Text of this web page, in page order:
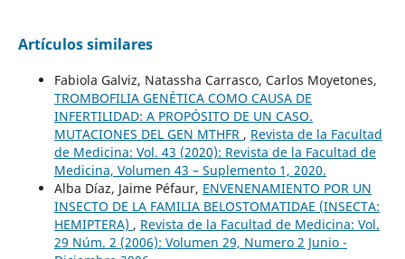
Artículos similares
Fabiola Galviz, Natassha Carrasco, Carlos Moyetones,
TROMBOFILIA GENÉTICA COMO CAUSA DE
INFERTILIDAD: A PROPÓSITO DE UN CASO.
MUTACIONES DEL GEN MTHFR , Revista de la Facultad
de Medicina: Vol. 43 (2020): Revista de la Facultad de
Medicina, Volumen 43 – Suplemento 1, 2020.
Alba Díaz, Jaime Péfaur, ENVENENAMIENTO POR UN
INSECTO DE LA FAMILIA BELOSTOMATIDAE (INSECTA:
HEMIPTERA) , Revista de la Facultad de Medicina: Vol.
29 Núm. 2 (2006): Volumen 29, Numero 2 Junio -